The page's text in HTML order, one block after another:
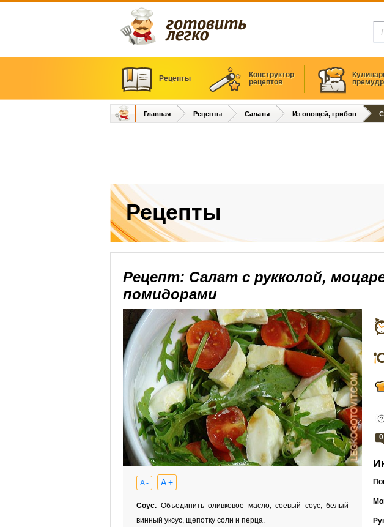
Рецепты
Конструктор
рецептов
Главная Рецепты Салаты Из овощей, грибов
Рецепты
Рецепт: Салат с рукколой,
помидорами
A - A +
Соус. Объединить оливковое масло, соевый соус, белый
винный уксус, щепотку соли и перца.
0